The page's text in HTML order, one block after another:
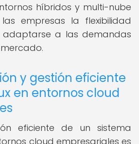
híbridos y multi-nube
empresas la flexibilidad
a las demandas
y gestión eficiente
en entornos cloud
eficiente de un sistema
cloud empresariales es